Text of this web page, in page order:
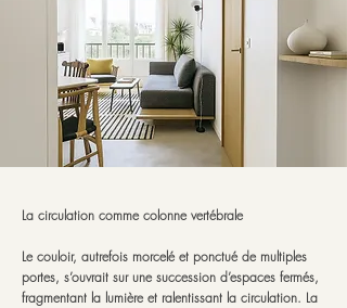
La circulation comme colonne vertébrale
Le couloir, autrefois morcelé et ponctué de multiples
portes, s’ouvrait sur une succession d’espaces fermés,
fragmentant la lumière et ralentissant la circulation. La